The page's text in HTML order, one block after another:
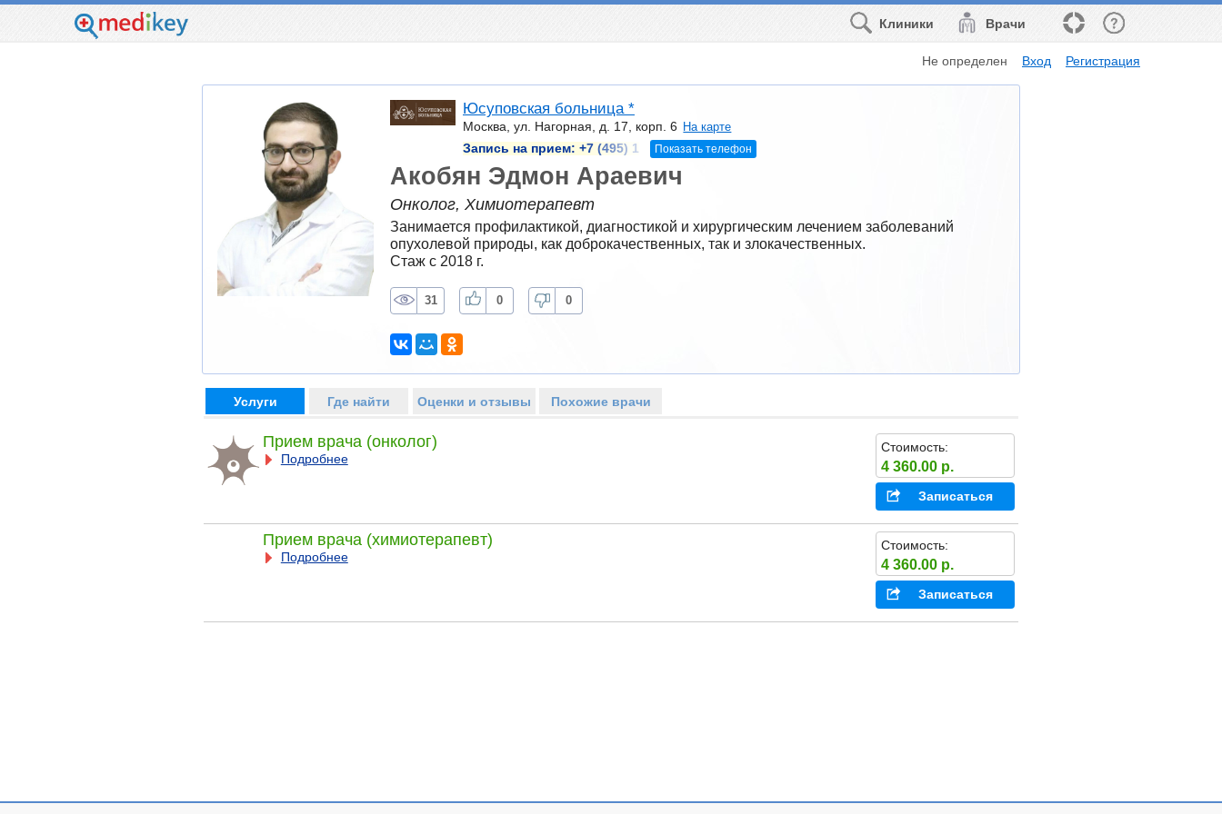
Врачи
Клиники
Не определен Вход Регистрация
Юсуповская больница *
Москва, ул. Нагорная, д. 17, корп. 6 На карте
Запись на прием: +7 (495) 1 Показать телефон
Акобян Эдмон Араевич
Онколог, Химиотерапевт
Занимается профилактикой, диагностикой и хирургическим лечением заболеваний
опухолевой природы, как доброкачественных, так и злокачественных.
Стаж с 2018 г.
31 0 0
Услуги Где найти Оценки и отзывы Похожие врачи
Прием врача (онколог)
Подробнее
Стоимость:
4 360.00 р.
Записаться
Прием врача (химиотерапевт)
Подробнее
Стоимость:
4 360.00 р.
Записаться